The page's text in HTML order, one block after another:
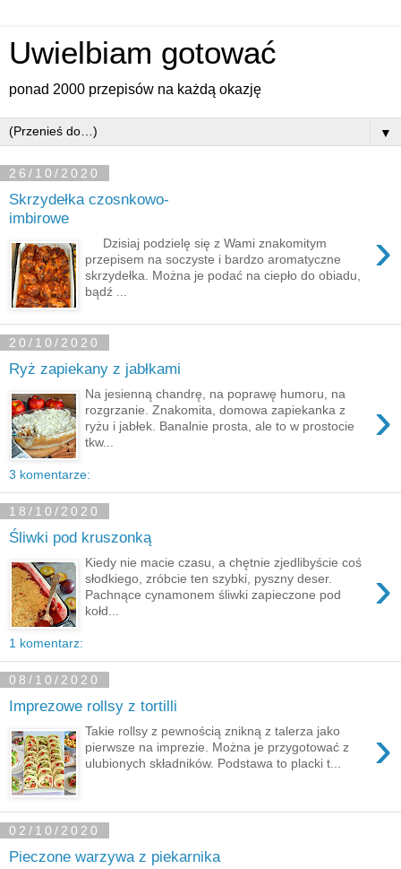
Uwielbiam gotować
ponad 2000 przepisów na każdą okazję
▼
26/10/2020
Skrzydełka czosnkowo-
imbirowe
›
Dzisiaj podzielę się z Wami znakomitym
przepisem na soczyste i bardzo aromatyczne
skrzydełka. Można je podać na ciepło do obiadu,
bądź ...
20/10/2020
Ryż zapiekany z jabłkami
›
Na jesienną chandrę, na poprawę humoru, na
rozgrzanie. Znakomita, domowa zapiekanka z
ryżu i jabłek. Banalnie prosta, ale to w prostocie
tkw...
3 komentarze:
18/10/2020
Śliwki pod kruszonką
›
Kiedy nie macie czasu, a chętnie zjedlibyście coś
słodkiego, zróbcie ten szybki, pyszny deser.
Pachnące cynamonem śliwki zapieczone pod
kołd...
1 komentarz:
08/10/2020
Imprezowe rollsy z tortilli
›
Takie rollsy z pewnością znikną z talerza jako
pierwsze na imprezie. Można je przygotować z
ulubionych składników. Podstawa to placki t...
02/10/2020
Pieczone warzywa z piekarnika